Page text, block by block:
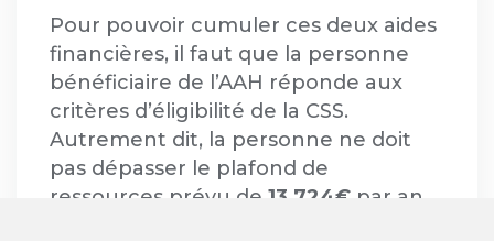
Pour pouvoir cumuler ces deux aides
financières, il faut que la personne
bénéficiaire de l’AAH réponde aux
critères d’éligibilité de la CSS.
Autrement dit, la personne ne doit
pas dépasser le plafond de
ressources prévu de 13 724€ par an